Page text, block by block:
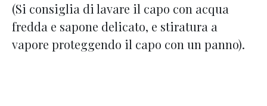
(Si consiglia di lavare il capo con acqua
fredda e sapone delicato, e stiratura a
vapore proteggendo il capo con un panno).